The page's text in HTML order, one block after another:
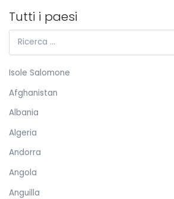
Tutti i paesi
Isole Salomone
Afghanistan
Albania
Algeria
Andorra
Angola
Anguilla